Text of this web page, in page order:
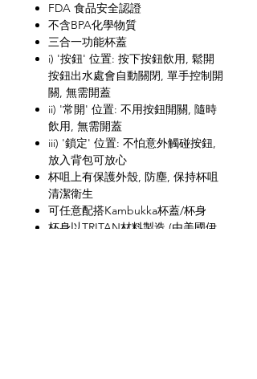
FDA 食品安全認證
不含BPA化學物質
三合一功能杯蓋
i) '按鈕' 位置: 按下按鈕飲用, 鬆開
按鈕出水處會自動關閉, 單手控制開
關, 無需開蓋
ii) '常開' 位置: 不用按鈕開關, 隨時
飲用, 無需開蓋
iii) '鎖定' 位置: 不怕意外觸碰按鈕,
放入背包可放心
杯咀上有保護外殼, 防塵, 保持杯咀
清潔衛生
可任意配搭Kambukka杯蓋/杯身
杯身以TRITAN材料製造 (由美國伊